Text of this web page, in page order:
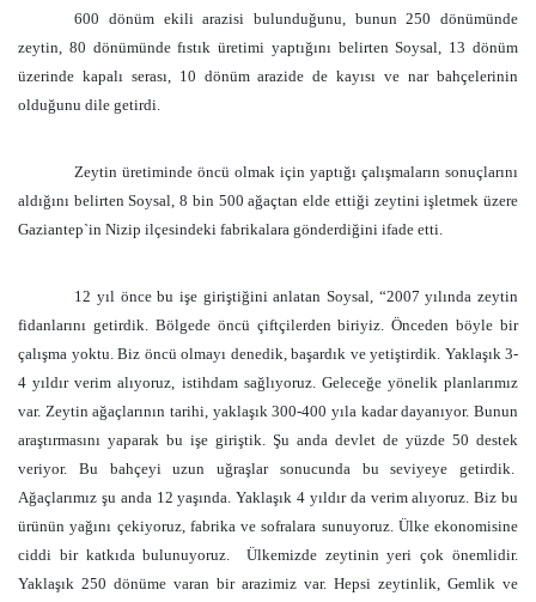
600 dönüm ekili arazisi bulunduğunu, bunun 250 dönümünde
zeytin, 80 dönümünde fıstık üretimi yaptığını belirten Soysal, 13 dönüm
üzerinde kapalı serası, 10 dönüm arazide de kayısı ve nar bahçelerinin
olduğunu dile getirdi.
Zeytin üretiminde öncü olmak için yaptığı çalışmaların sonuçlarını
aldığını belirten Soysal, 8 bin 500 ağaçtan elde ettiği zeytini işletmek üzere
Gaziantep`in Nizip ilçesindeki fabrikalara gönderdiğini ifade etti.
12 yıl önce bu işe giriştiğini anlatan Soysal, “2007 yılında zeytin
fidanlarını getirdik. Bölgede öncü çiftçilerden biriyiz. Önceden böyle bir
çalışma yoktu. Biz öncü olmayı denedik, başardık ve yetiştirdik. Yaklaşık 3-
4 yıldır verim alıyoruz, istihdam sağlıyoruz. Geleceğe yönelik planlarımız
var. Zeytin ağaçlarının tarihi, yaklaşık 300-400 yıla kadar dayanıyor. Bunun
araştırmasını yaparak bu işe giriştik. Şu anda devlet de yüzde 50 destek
veriyor. Bu bahçeyi uzun uğraşlar sonucunda bu seviyeye getirdik.
Ağaçlarımız şu anda 12 yaşında. Yaklaşık 4 yıldır da verim alıyoruz. Biz bu
ürünün yağını çekiyoruz, fabrika ve sofralara sunuyoruz. Ülke ekonomisine
ciddi bir katkıda bulunuyoruz.
Ülkemizde zeytinin yeri çok önemlidir.
Yaklaşık 250 dönüme varan bir arazimiz var. Hepsi zeytinlik, Gemlik ve